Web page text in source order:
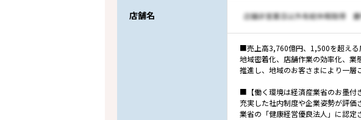
店舗名
■売上高3,760億円、1,500を超える
地域密着化、店舗作業の効率化、業
推進し、地域のお客さまにより一層
■【働く環境は経済産業省のお墨付
充実した社内制度や企業姿勢が評価
業省の「健康経営優良法人」に認定